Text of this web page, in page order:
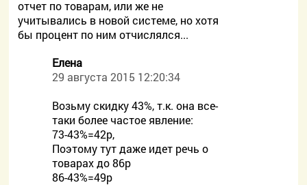
отчет по товарам, или же не
учитывались в новой системе, но хотя
бы процент по ним отчислялся...
Елена
29 августа 2015 12:20:34
Возьму скидку 43%, т.к. она все-
таки более частое явление:
73-43%=42р,
Поэтому тут даже идет речь о
товарах до 86р
86-43%=49р